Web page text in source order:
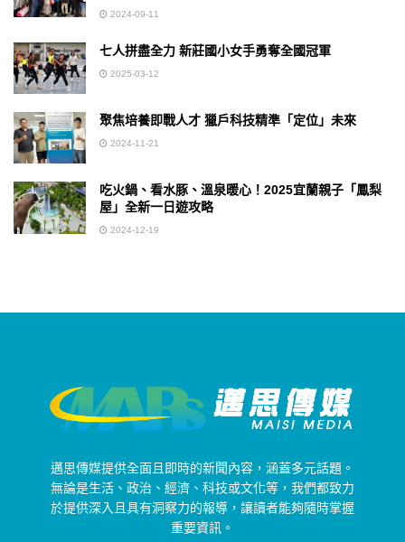
2024-09-11
七人拼盡全力 新莊國小女手勇奪全國冠軍
2025-03-12
聚焦培養即戰人才 獵戶科技精準「定位」未來
2024-11-21
吃火鍋、看水豚、溫泉暖心！2025宜蘭親子「鳳梨
屋」全新一日遊攻略
2024-12-19
邁思傳媒提供全面且即時的新聞內容，涵蓋多元話題。
無論是生活、政治、經濟、科技或文化等，我們都致力
於提供深入且具有洞察力的報導，讓讀者能夠隨時掌握
重要資訊。